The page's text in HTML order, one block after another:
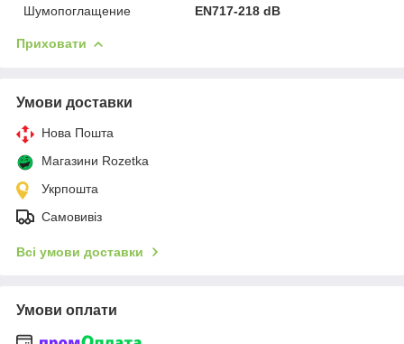
Шумопоглащение
ЕN717-218 dB
Приховати
Умови доставки
Нова Пошта
Магазини Rozetka
Укрпошта
Самовивіз
Всі умови доставки
Умови оплати